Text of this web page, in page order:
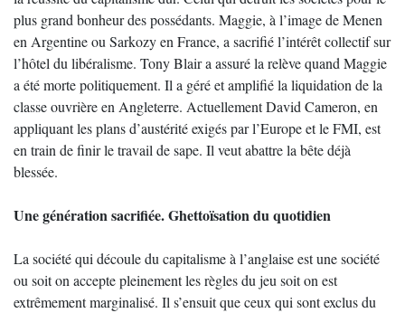
plus grand bonheur des possédants. Maggie, à l’image de Menen
en Argentine ou Sarkozy en France, a sacrifié l’intérêt collectif sur
l’hôtel du libéralisme. Tony Blair a assuré la relève quand Maggie
a été morte politiquement. Il a géré et amplifié la liquidation de la
classe ouvrière en Angleterre. Actuellement David Cameron, en
appliquant les plans d’austérité exigés par l’Europe et le FMI, est
en train de finir le travail de sape. Il veut abattre la bête déjà
blessée.
Une génération sacrifiée. Ghettoïsation du quotidien
La société qui découle du capitalisme à l’anglaise est une société
ou soit on accepte pleinement les règles du jeu soit on est
extrêmement marginalisé. Il s’ensuit que ceux qui sont exclus du